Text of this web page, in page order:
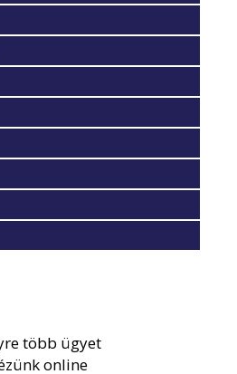
több ügyet
online